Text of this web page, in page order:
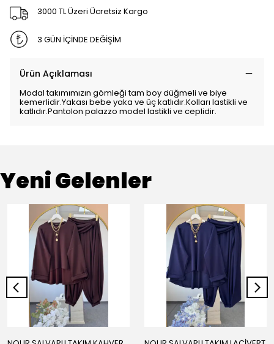
3000 TL Üzeri Ücretsiz Kargo
3 GÜN İÇİNDE DEĞİŞİM
Ürün Açıklaması
Modal takımımızın gömleği tam boy düğmeli ve biye
kemerlidir.Yakası bebe yaka ve üç katlıdır.Kolları lastikli ve
katlıdır.Pantolon palazzo model lastikli ve ceplidir.
Yeni Gelenler